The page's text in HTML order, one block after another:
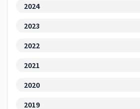
2024
2023
2022
2021
2020
2019